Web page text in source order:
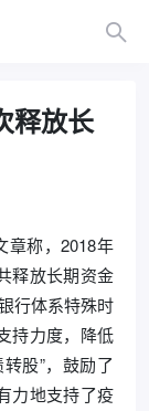
释放长
章称，2018年
释放长期资金
行体系特殊时
持力度，降低
股”，鼓励了
力地支持了疫